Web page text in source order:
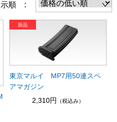
示順 :
東京マルイ MP7用50連スペ
アマガジン
2,310円
（税込み）